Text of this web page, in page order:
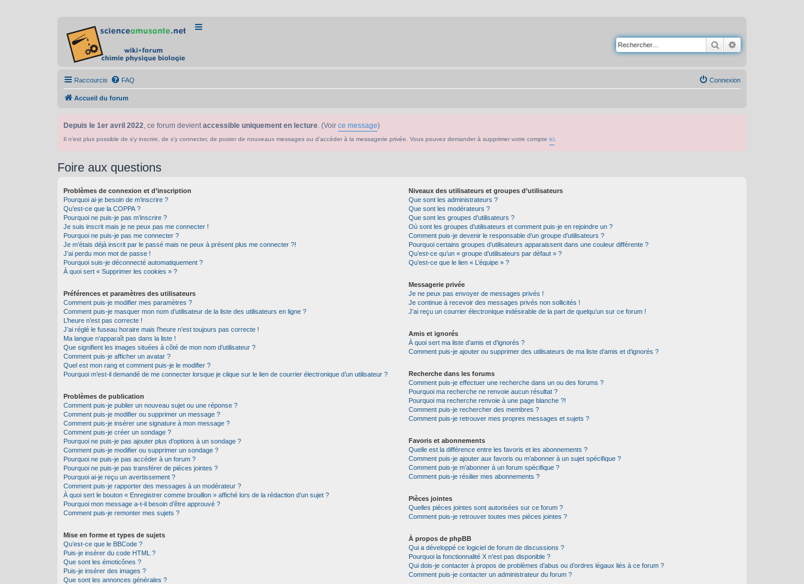
Rechercher
Raccourcis FAQ Connexion
Accueil du forum
Depuis le 1er avril 2022, ce forum devientaccessible uniquement en lecture. (Voir ce message)
Il n'est plus possible de s'y inscrire, de s'y connecter, de poster de nouveaux messages ou d'accéder à la messagerie privée. Vous pouvez demander à supprimer votre compte ici
Foire aux questions
Problèmes de connexion et d’inscription
Pourquoi ai-je besoin de m’inscrire ?
Qu’est-ce que la COPPA ?
Pourquoi ne puis-je pas m’inscrire ?
Je suis inscrit mais je ne peux pas me connecter !
Pourquoi ne puis-je pas me connecter ?
Je m’étais déjà inscrit par le passé mais ne peux à présent plus me connecter ?!
J’ai perdu mon mot de passe !
Pourquoi suis-je déconnecté automatiquement ?
À quoi sert « Supprimer les cookies » ?
Préférences et paramètres des utilisateurs
Comment puis-je modifier mes paramètres ?
Comment puis-je masquer mon nom d’utilisateur de la liste des utilisateurs en ligne ?
L’heure n’est pas correcte !
J’ai réglé le fuseau horaire mais l’heure n’est toujours pas correcte !
Ma langue n’apparaît pas dans la liste !
Que signifient les images situées à côté de mon nom d’utilisateur ?
Comment puis-je afficher un avatar ?
Quel est mon rang et comment puis-je le modifier ?
Pourquoi m’est-il demandé de me connecter lorsque je clique sur le lien de courrier électronique d’un utilisateur ?
Problèmes de publication
Comment puis-je publier un nouveau sujet ou une réponse ?
Comment puis-je modifier ou supprimer un message ?
Comment puis-je insérer une signature à mon message ?
Comment puis-je créer un sondage ?
Pourquoi ne puis-je pas ajouter plus d’options à un sondage ?
Comment puis-je modifier ou supprimer un sondage ?
Pourquoi ne puis-je pas accéder à un forum ?
Pourquoi ne puis-je pas transférer de pièces jointes ?
Pourquoi ai-je reçu un avertissement ?
Comment puis-je rapporter des messages à un modérateur ?
À quoi sert le bouton « Enregistrer comme brouillon » affiché lors de la rédaction d’un sujet ?
Pourquoi mon message a-t-il besoin d’être approuvé ?
Comment puis-je remonter mes sujets ?
Mise en forme et types de sujets
Qu’est-ce que le BBCode ?
Puis-je insérer du code HTML ?
Que sont les émoticônes ?
Puis-je insérer des images ?
Que sont les annonces générales ?
Niveaux des utilisateurs et groupes d’utilisateurs
Que sont les administrateurs ?
Que sont les modérateurs ?
Que sont les groupes d’utilisateurs ?
Où sont les groupes d’utilisateurs et comment puis-je en rejoindre un ?
Comment puis-je devenir le responsable d’un groupe d’utilisateurs ?
Pourquoi certains groupes d’utilisateurs apparaissent dans une couleur différente ?
Qu’est-ce qu’un « groupe d’utilisateurs par défaut » ?
Qu’est-ce que le lien « L’équipe » ?
Messagerie privée
Je ne peux pas envoyer de messages privés !
Je continue à recevoir des messages privés non sollicités !
J’ai reçu un courrier électronique indésirable de la part de quelqu’un sur ce forum !
Amis et ignorés
À quoi sert ma liste d’amis et d’ignorés ?
Comment puis-je ajouter ou supprimer des utilisateurs de ma liste d’amis et d’ignorés ?
Recherche dans les forums
Comment puis-je effectuer une recherche dans un ou des forums ?
Pourquoi ma recherche ne renvoie aucun résultat ?
Pourquoi ma recherche renvoie à une page blanche ?!
Comment puis-je rechercher des membres ?
Comment puis-je retrouver mes propres messages et sujets ?
Favoris et abonnements
Quelle est la différence entre les favoris et les abonnements ?
Comment puis-je ajouter aux favoris ou m’abonner à un sujet spécifique ?
Comment puis-je m’abonner à un forum spécifique ?
Comment puis-je résilier mes abonnements ?
Pièces jointes
Quelles pièces jointes sont autorisées sur ce forum ?
Comment puis-je retrouver toutes mes pièces jointes ?
À propos de phpBB
Qui a développé ce logiciel de forum de discussions ?
Pourquoi la fonctionnalité X n’est pas disponible ?
Qui dois-je contacter à propos de problèmes d’abus ou d’ordres légaux liés à ce forum ?
Comment puis-je contacter un administrateur du forum ?